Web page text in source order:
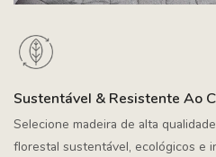
Sustentável & Resistente Ao
Selecione madeira de alta
florestal sustentável, ecológicos e